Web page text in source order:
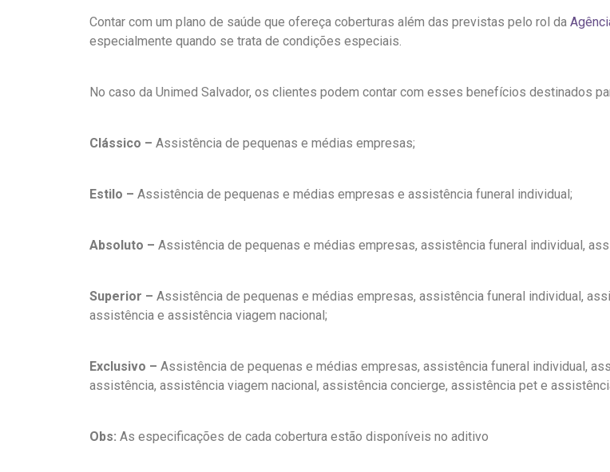
Contar com um plano de saúde que ofereça coberturas além das previstas pelo rol da
especialmente quando se trata de condições especiais.
No caso da Unimed Salvador, os clientes podem contar com esses benefícios destinados
Clássico – Assistência de pequenas e médias empresas;
Estilo – Assistência de pequenas e médias empresas e assistência funeral individual;
Absoluto – Assistência de pequenas e médias empresas, assistência funeral individual,
Superior – Assistência de pequenas e médias empresas, assistência funeral individual,
assistência e assistência viagem nacional;
Exclusivo – Assistência de pequenas e médias empresas, assistência funeral individual,
assistência, assistência viagem nacional, assistência concierge, assistência pet e
Obs: As especificações de cada cobertura estão disponíveis no aditivo